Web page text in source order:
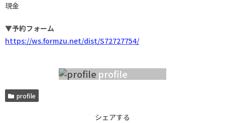
現金
▼予約フォーム
https://ws.formzu.net/dist/S72727754/
profile
profile
シェアする